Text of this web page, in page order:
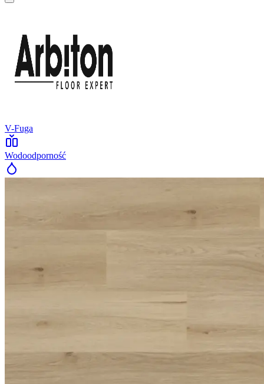
V-Fuga
Wodoodporność